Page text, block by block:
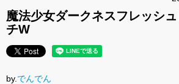
魔法少女ダークネスフレッシ
チW
by. でんでん